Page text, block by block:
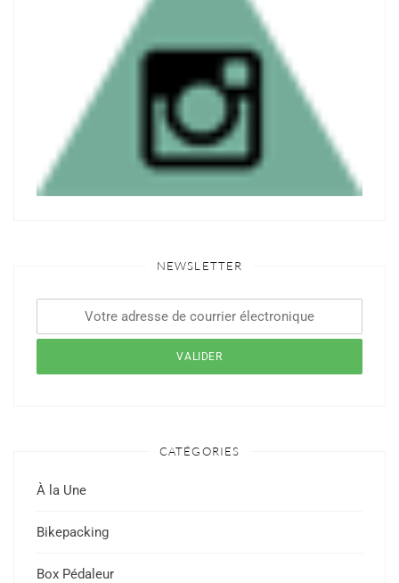
NEWSLETTER
CATÉGORIES
À la Une
Bikepacking
Box Pédaleur